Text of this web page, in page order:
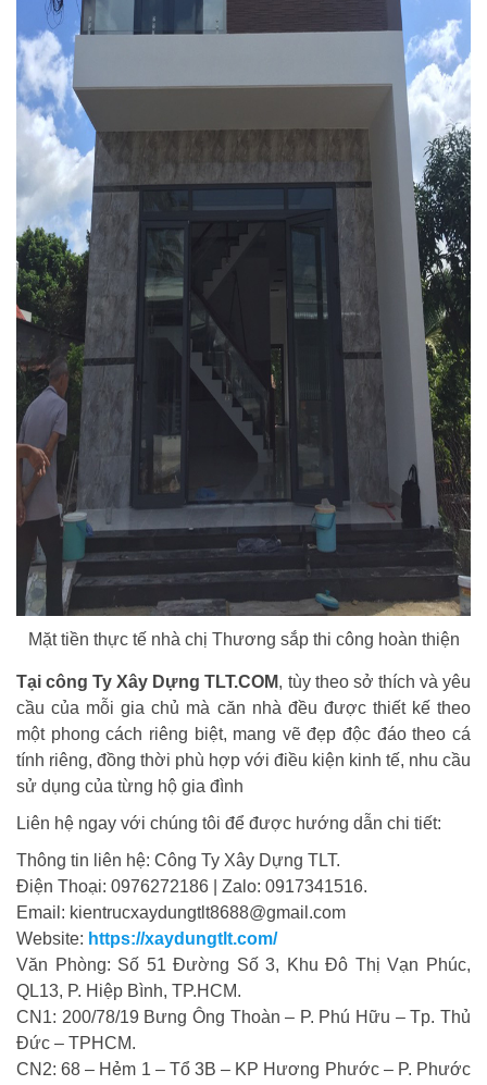
Mặt tiền thực tế nhà chị Thương sắp thi công hoàn thiện
Tại công Ty Xây Dựng TLT.COM, tùy theo sở thích và yêu
cầu của mỗi gia chủ mà căn nhà đều được thiết kế theo
một phong cách riêng biệt, mang vẽ đẹp độc đáo theo cá
tính riêng, đồng thời phù hợp với điều kiện kinh tế, nhu cầu
sử dụng của từng hộ gia đình
Liên hệ ngay với chúng tôi để được hướng dẫn chi tiết:
Thông tin liên hệ: Công Ty Xây Dựng TLT.
Điện Thoại: 0976272186 | Zalo: 0917341516.
Email: kientrucxaydungtlt8688@gmail.com
Website: https://xaydungtlt.com/
Văn Phòng: Số 51 Đường Số 3, Khu Đô Thị Vạn Phúc,
QL13, P. Hiệp Bình, TP.HCM.
CN1: 200/78/19 Bưng Ông Thoàn – P. Phú Hữu – Tp. Thủ
Đức – TPHCM.
CN2: 68 – Hẻm 1 – Tổ 3B – KP Hương Phước – P. Phước